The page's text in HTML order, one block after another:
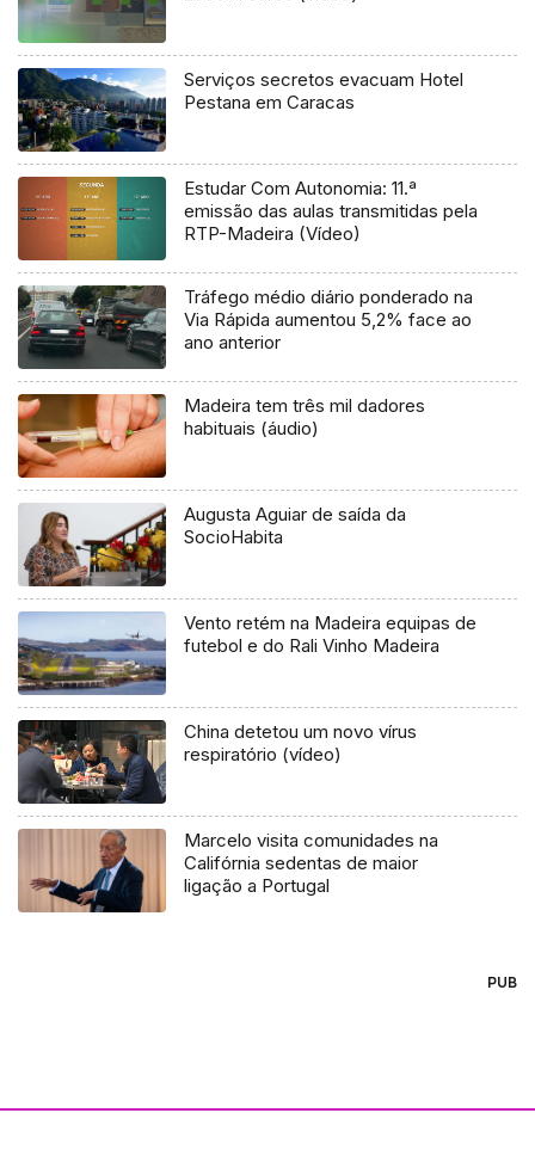
Serviços secretos evacuam Hotel
Pestana em Caracas
Estudar Com Autonomia: 11.ª
emissão das aulas transmitidas pela
RTP-Madeira (Vídeo)
Tráfego médio diário ponderado na
Via Rápida aumentou 5,2% face ao
ano anterior
Madeira tem três mil dadores
habituais (áudio)
Augusta Aguiar de saída da
SocioHabita
Vento retém na Madeira equipas de
futebol e do Rali Vinho Madeira
China detetou um novo vírus
respiratório (vídeo)
Marcelo visita comunidades na
Califórnia sedentas de maior
ligação a Portugal
PUB